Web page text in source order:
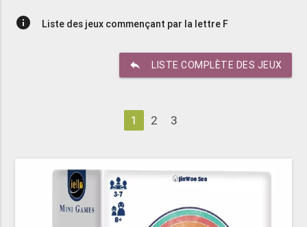
info Liste des jeux commençant par la lettre F
reply LISTE COMPLÈTE DES JEUX
1 2 3